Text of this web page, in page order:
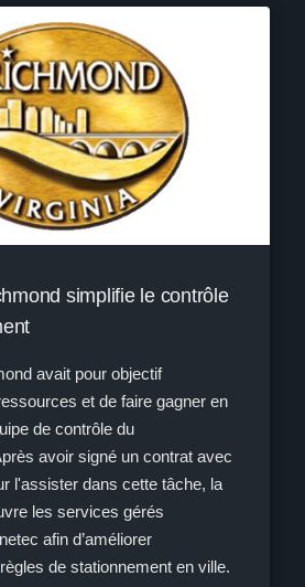
simplifie le contrôle
avait pour objectif
et de faire gagner en
de contrôle du
avoir signé un contrat avec
l'assister dans cette tâche, la
les services gérés
afin d’améliorer
de stationnement en ville.